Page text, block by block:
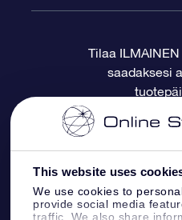
This website uses
We use cookies to
provide social media
traffic. We also share
Arvostelut
OSR-lahjakortti
Yrityslahjat
Henkilökohtainen
One Million Stars
OSR -tähden tallennus
Lennä tähtiin VR -
Maksutiedot
Toimitustiedot
Palautuskäytäntö
Tähtikuviosta
Tilaa
saadaksesi